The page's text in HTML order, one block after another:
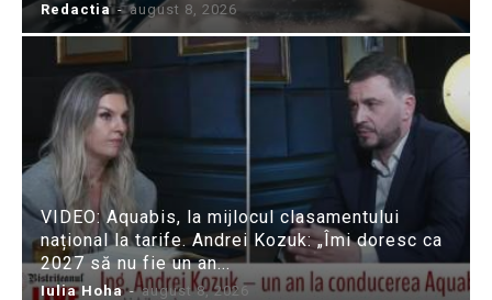
Redactia - august 8, 2026
VIDEO: Aquabis, la mijlocul clasamentului
național la tarife. Andrei Kozuk: „Îmi doresc ca
2027 să nu fie un an...
Iulia Hoha - august 8, 2026